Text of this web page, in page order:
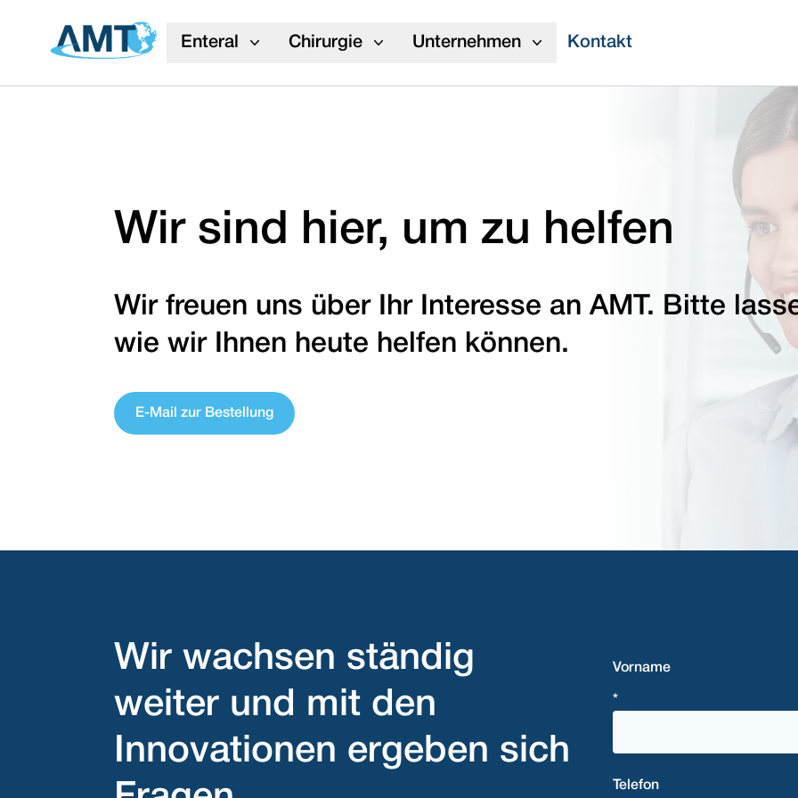
Enteral Chirurgie Unternehmen Kontakt
Wir sind hier, um zu helfen
Wir freuen uns über Ihr Interesse an AMT. Bitte
wie wir Ihnen heute helfen können.
E-Mail zur Bestellung
Wir wachsen ständig
weiter und mit den
Innovationen ergeben sich
Vorname
*
Telefon